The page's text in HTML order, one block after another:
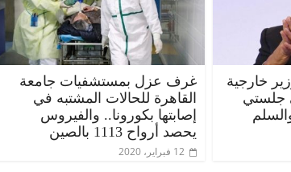
خارجية
جلستي
غرف عزل بمستشفيات جامعة
القاهرة للحالات المشتبه في
إصابتها بكورونا.. والفيروس
يحصد أرواح 1113 بالصين
12 فبراير، 2020